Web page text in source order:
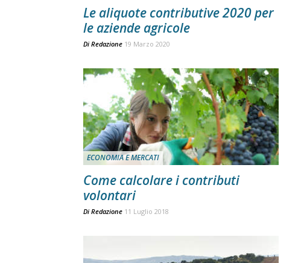
Le aliquote contributive 2020 per
le aziende agricole
Di Redazione 19 Marzo 2020
ECONOMIA E MERCATI
Come calcolare i contributi
volontari
Di Redazione 11 Luglio 2018